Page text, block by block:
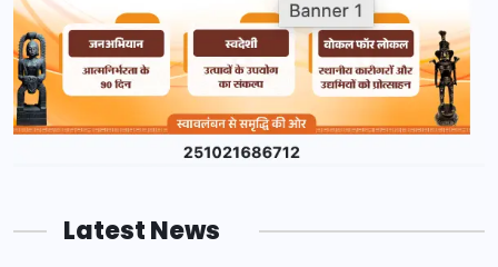
Latest News